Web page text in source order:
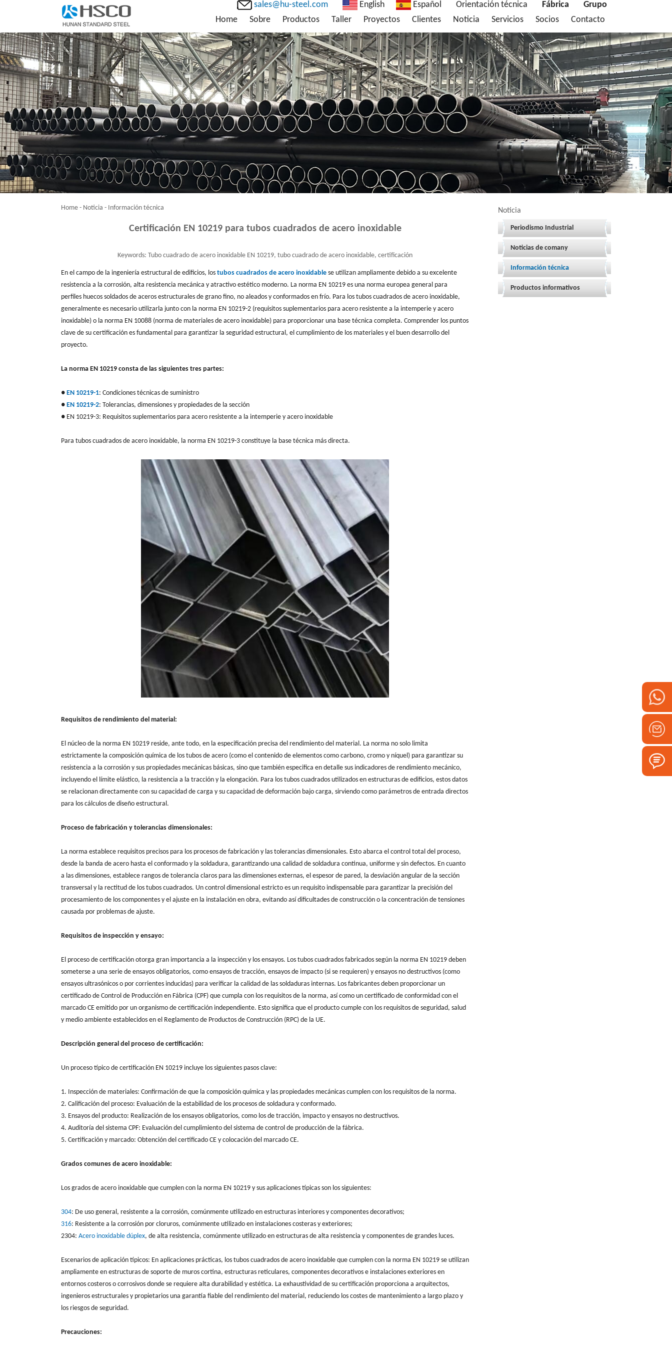
sales@hu-steel.com English Español Orientación técnica Fábrica
Grupo
Home
Sobre Productos Taller Proyectos Clientes Noticia Servicios Socios Contacto
Noticia
Periodismo Industrial
Noticias de comany
Información técnica
Productos informativos
Home - Noticia - Información técnica
Certificación EN 10219 para tubos cuadrados de acero inoxidable
Keywords: Tubo cuadrado de acero inoxidable EN 10219, tubo cuadrado de acero inoxidable, certificación
En el campo de la ingeniería estructural de edificios, los tubos cuadrados de acero inoxidable se utilizan ampliamente debido a su excelente
resistencia a la corrosión, alta resistencia mecánica y atractivo estético moderno. La norma EN 10219 es una norma europea general para
perfiles huecos soldados de aceros estructurales de grano fino, no aleados y conformados en frío. Para los tubos cuadrados de acero inoxidable,
generalmente es necesario utilizarla junto con la norma EN 10219-2 (requisitos suplementarios para acero resistente a la intemperie y acero
inoxidable) o la norma EN 10088 (norma de materiales de acero inoxidable) para proporcionar una base técnica completa. Comprender los puntos
clave de su certificación es fundamental para garantizar la seguridad estructural, el cumplimiento de los materiales y el buen desarrollo del
proyecto.
La norma EN 10219 consta de las siguientes tres partes:
● EN 10219-1: Condiciones técnicas de suministro
● EN 10219-2: Tolerancias, dimensiones y propiedades de la sección
● EN 10219-3: Requisitos suplementarios para acero resistente a la intemperie y acero inoxidable
Para tubos cuadrados de acero inoxidable, la norma EN 10219-3 constituye la base técnica más directa.
Requisitos de rendimiento del material:
El núcleo de la norma EN 10219 reside, ante todo, en la especificación precisa del rendimiento del material. La norma no solo limita
estrictamente la composición química de los tubos de acero (como el contenido de elementos como carbono, cromo y níquel) para garantizar su
resistencia a la corrosión y sus propiedades mecánicas básicas, sino que también especifica en detalle sus indicadores de rendimiento mecánico,
incluyendo el límite elástico, la resistencia a la tracción y la elongación. Para los tubos cuadrados utilizados en estructuras de edificios, estos datos
se relacionan directamente con su capacidad de carga y su capacidad de deformación bajo carga, sirviendo como parámetros de entrada directos
para los cálculos de diseño estructural.
Proceso de fabricación y tolerancias dimensionales:
La norma establece requisitos precisos para los procesos de fabricación y las tolerancias dimensionales. Esto abarca el control total del proceso,
desde la banda de acero hasta el conformado y la soldadura, garantizando una calidad de soldadura continua, uniforme y sin defectos. En cuanto
a las dimensiones, establece rangos de tolerancia claros para las dimensiones externas, el espesor de pared, la desviación angular de la sección
transversal y la rectitud de los tubos cuadrados. Un control dimensional estricto es un requisito indispensable para garantizar la precisión del
procesamiento de los componentes y el ajuste en la instalación en obra, evitando así dificultades de construcción o la concentración de tensiones
causada por problemas de ajuste.
Requisitos de inspección y ensayo:
El proceso de certificación otorga gran importancia a la inspección y los ensayos. Los tubos cuadrados fabricados según la norma EN 10219 deben
someterse a una serie de ensayos obligatorios, como ensayos de tracción, ensayos de impacto (si se requieren) y ensayos no destructivos (como
ensayos ultrasónicos o por corrientes inducidas) para verificar la calidad de las soldaduras internas. Los fabricantes deben proporcionar un
certificado de Control de Producción en Fábrica (CPF) que cumpla con los requisitos de la norma, así como un certificado de conformidad con el
marcado CE emitido por un organismo de certificación independiente. Esto significa que el producto cumple con los requisitos de seguridad, salud
y medio ambiente establecidos en el Reglamento de Productos de Construcción (RPC) de la UE.
Descripción general del proceso de certificación:
Un proceso típico de certificación EN 10219 incluye los siguientes pasos clave:
1. Inspección de materiales: Confirmación de que la composición química y las propiedades mecánicas cumplen con los requisitos de la norma.
2. Calificación del proceso: Evaluación de la estabilidad de los procesos de soldadura y conformado.
3. Ensayos del producto: Realización de los ensayos obligatorios, como los de tracción, impacto y ensayos no destructivos.
4. Auditoría del sistema CPF: Evaluación del cumplimiento del sistema de control de producción de la fábrica.
5. Certificación y marcado: Obtención del certificado CE y colocación del marcado CE.
Grados comunes de acero inoxidable:
Los grados de acero inoxidable que cumplen con la norma EN 10219 y sus aplicaciones típicas son los siguientes:
304: De uso general, resistente a la corrosión, comúnmente utilizado en estructuras interiores y componentes decorativos;
316: Resistente a la corrosión por cloruros, comúnmente utilizado en instalaciones costeras y exteriores;
2304: Acero inoxidable dúplex, de alta resistencia, comúnmente utilizado en estructuras de alta resistencia y componentes de grandes luces.
Escenarios de aplicación típicos: En aplicaciones prácticas, los tubos cuadrados de acero inoxidable que cumplen con la norma EN 10219 se utilizan
ampliamente en estructuras de soporte de muros cortina, estructuras reticulares, componentes decorativos e instalaciones exteriores en
entornos costeros o corrosivos donde se requiere alta durabilidad y estética. La exhaustividad de su certificación proporciona a arquitectos,
ingenieros estructurales y propietarios una garantía fiable del rendimiento del material, reduciendo los costes de mantenimiento a largo plazo y
los riesgos de seguridad.
Precauciones: